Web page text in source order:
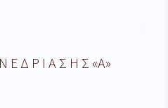
Ε Δ Ρ Ι Α Σ Η Σ «Α»